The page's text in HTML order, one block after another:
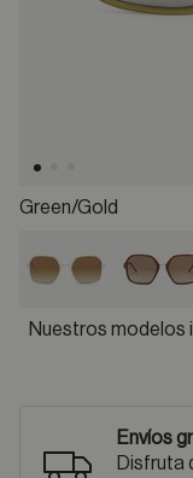
Green/gold
Nuestros modelos
Envíos
Disfruta